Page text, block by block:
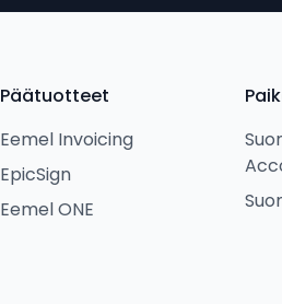
Päätuotteet
Eemel Invoicing
EpicSign
Eemel ONE